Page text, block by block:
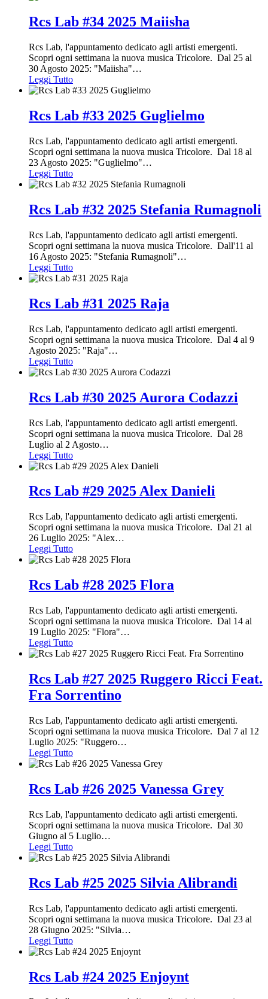
Rcs Lab #34 2025 Maiisha
Rcs Lab, l'appuntamento dedicato agli artisti emergenti.
Scopri ogni settimana la nuova musica Tricolore. Dal 25 al
30 Agosto 2025: "Maiisha"…
Leggi Tutto
Rcs Lab #33 2025 Guglielmo
Rcs Lab, l'appuntamento dedicato agli artisti emergenti.
Scopri ogni settimana la nuova musica Tricolore. Dal 18 al
23 Agosto 2025: "Guglielmo"…
Leggi Tutto
Rcs Lab #32 2025 Stefania Rumagnoli
Rcs Lab, l'appuntamento dedicato agli artisti emergenti.
Scopri ogni settimana la nuova musica Tricolore. Dall'11 al
16 Agosto 2025: "Stefania Rumagnoli"…
Leggi Tutto
Rcs Lab #31 2025 Raja
Rcs Lab, l'appuntamento dedicato agli artisti emergenti.
Scopri ogni settimana la nuova musica Tricolore. Dal 4 al 9
Agosto 2025: "Raja"…
Leggi Tutto
Rcs Lab #30 2025 Aurora Codazzi
Rcs Lab, l'appuntamento dedicato agli artisti emergenti.
Scopri ogni settimana la nuova musica Tricolore. Dal 28
Luglio al 2 Agosto…
Leggi Tutto
Rcs Lab #29 2025 Alex Danieli
Rcs Lab, l'appuntamento dedicato agli artisti emergenti.
Scopri ogni settimana la nuova musica Tricolore. Dal 21 al
26 Luglio 2025: "Alex…
Leggi Tutto
Rcs Lab #28 2025 Flora
Rcs Lab, l'appuntamento dedicato agli artisti emergenti.
Scopri ogni settimana la nuova musica Tricolore. Dal 14 al
19 Luglio 2025: "Flora"…
Leggi Tutto
Rcs Lab #27 2025 Ruggero Ricci Feat.
Fra Sorrentino
Rcs Lab, l'appuntamento dedicato agli artisti emergenti.
Scopri ogni settimana la nuova musica Tricolore. Dal 7 al 12
Luglio 2025: "Ruggero…
Leggi Tutto
Rcs Lab #26 2025 Vanessa Grey
Rcs Lab, l'appuntamento dedicato agli artisti emergenti.
Scopri ogni settimana la nuova musica Tricolore. Dal 30
Giugno al 5 Luglio…
Leggi Tutto
Rcs Lab #25 2025 Silvia Alibrandi
Rcs Lab, l'appuntamento dedicato agli artisti emergenti.
Scopri ogni settimana la nuova musica Tricolore. Dal 23 al
28 Giugno 2025: "Silvia…
Leggi Tutto
Rcs Lab #24 2025 Enjoynt